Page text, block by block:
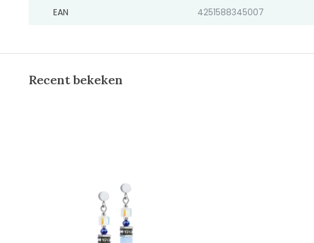
EAN 4251588345007
Recent bekeken